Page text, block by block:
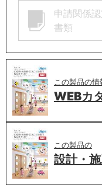
申請関係認
書類
この製品の情
WEBカ
この製品の
設計・